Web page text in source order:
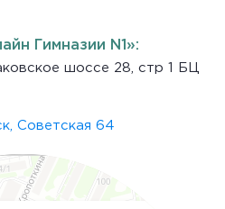
Гимназии N1»:
шоссе 28, стр 1 БЦ
Советская 64